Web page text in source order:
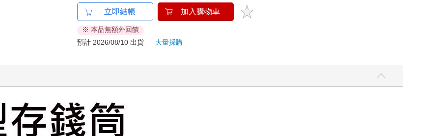
立即結帳 加入購物車
※ 本品無額外回饋
預計 2026/08/10 出貨
大量採購